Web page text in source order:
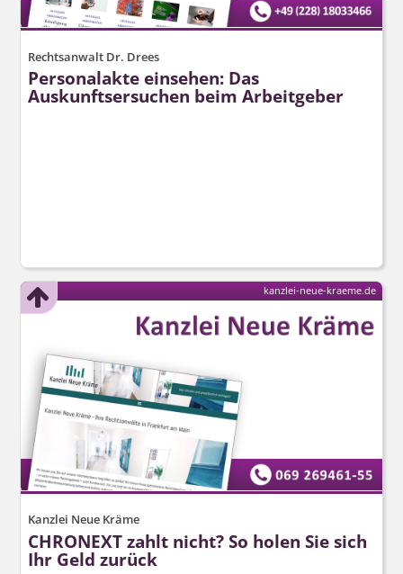
Rechtsanwalt Dr. Drees
Personalakte einsehen: Das
Auskunftsersuchen beim Arbeitgeber
Kanzlei Neue Kräme
CHRONEXT zahlt nicht? So holen Sie sich
Ihr Geld zurück
kanzlei-neue-kraeme.de